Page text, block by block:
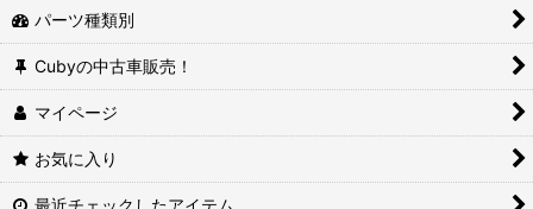
パーツ種類別
Cubyの中古車販売！
マイページ
お気に入り
最近チェックしたアイテム